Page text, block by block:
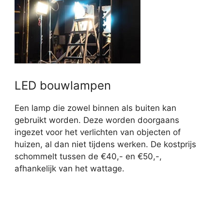
LED bouwlampen
Een lamp die zowel binnen als buiten kan
gebruikt worden. Deze worden doorgaans
ingezet voor het verlichten van objecten of
huizen, al dan niet tijdens werken. De kostprijs
schommelt tussen de €40,- en €50,-,
afhankelijk van het wattage.